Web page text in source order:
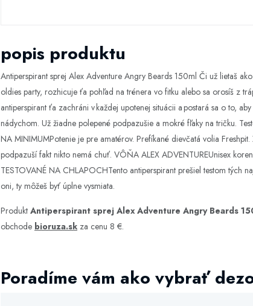
popis produktu
Antiperspirant sprej Alex Adventure Angry Beards 150ml Či už lietaš
oldies party, rozhicuje ťa pohľad na trénera vo fitku alebo sa orosíš z
antiperspirant ťa zachráni v každej upotenej situácii a postará sa o to,
nádychom. Už žiadne polepené podpazušie a mokré fľaky na tričku.
NA MINIMUMPotenie je pre amatérov. Prefíkané dievčatá volia
podpazuší fakt nikto nemá chuť. VÔŇA ALEX ADVENTUREUnisex
TESTOVANÉ NA CHLAPOCHTento antiperspirant prešiel testom tých
oni, ty môžeš byť úplne vysmiata.
Produkt Antiperspirant sprej Alex Adventure Angry Beards
obchode bioruza.sk za cenu 8 €.
Poradíme vám ako vybrať